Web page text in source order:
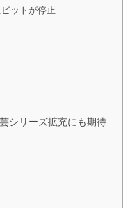
ットが停止
シリーズ拡充にも期待